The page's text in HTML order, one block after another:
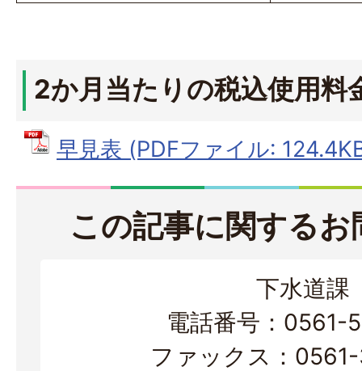
2か月当たりの税込使用料
早見表 (PDFファイル:
この記事に関する
下水道課
電話番号：0561-
ファックス：